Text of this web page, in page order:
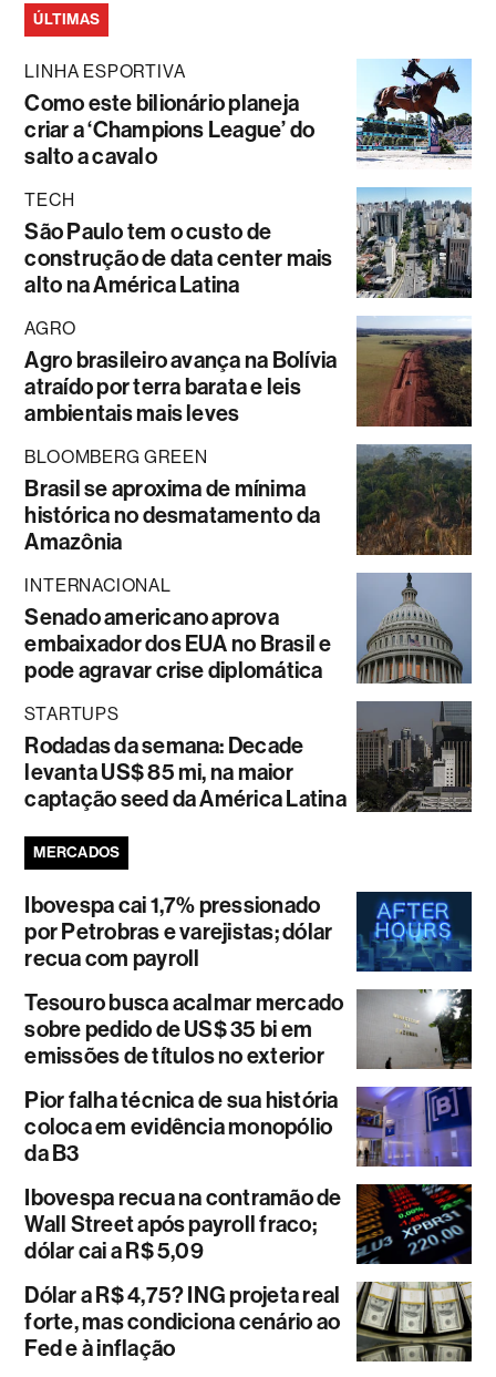
ÚLTIMAS
LINHA ESPORTIVA
Como este bilionário planeja
criar a ‘Champions League’ do
salto a cavalo
TECH
São Paulo tem o custo de
construção de data center mais
alto na América Latina
AGRO
Agro brasileiro avança na Bolívia
atraído por terra barata e leis
ambientais mais leves
BLOOMBERG GREEN
Brasil se aproxima de mínima
histórica no desmatamento da
Amazônia
INTERNACIONAL
Senado americano aprova
embaixador dos EUA no Brasil e
pode agravar crise diplomática
STARTUPS
Rodadas da semana: Decade
levanta US$ 85 mi, na maior
captação seed da América Latina
MERCADOS
Ibovespa cai 1,7% pressionado
por Petrobras e varejistas; dólar
recua com payroll
Tesouro busca acalmar mercado
sobre pedido de US$ 35 bi em
emissões de títulos no exterior
Pior falha técnica de sua história
coloca em evidência monopólio
da B3
Ibovespa recua na contramão de
Wall Street após payroll fraco;
dólar cai a R$ 5,09
Dólar a R$ 4,75? ING projeta real
forte, mas condiciona cenário ao
Fed e à inflação